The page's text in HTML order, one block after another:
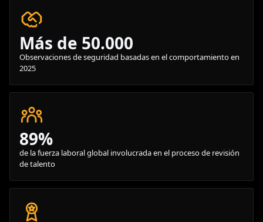
Más de 50.000
Observaciones de seguridad basadas en el comportamiento en
2025
89%
de la fuerza laboral global involucrada en el proceso de revisión
de talento